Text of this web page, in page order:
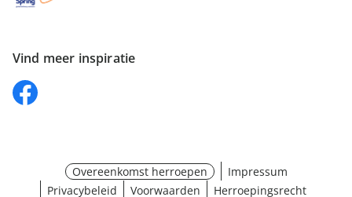
Vind meer inspiratie
Overeenkomst herroepen
Impressum
Privacybeleid
Voorwaarden
Herroepingsrecht